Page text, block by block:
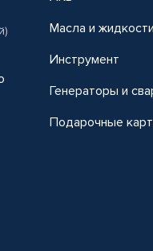
Масла и жидкости
Инструмент
Генераторы и
Подарочные